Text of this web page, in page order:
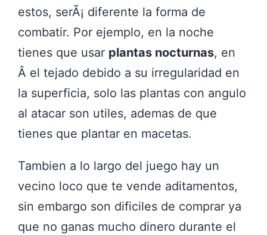
estos, serÃ¡ diferente la forma de
combatir. Por ejemplo, en la noche
tienes que usar plantas nocturnas, en
Â el tejado debido a su irregularidad en
la superficia, solo las plantas con angulo
al atacar son utiles, ademas de que
tienes que plantar en macetas.
Tambien a lo largo del juego hay un
vecino loco que te vende aditamentos,
sin embargo son dificiles de comprar ya
que no ganas mucho dinero durante el